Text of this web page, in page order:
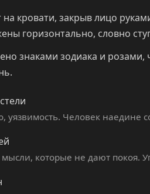
на кровати, закрыв лицо
горизонтально, словно
знаками зодиака и
уязвимость. Человек
которые не дают покоя.